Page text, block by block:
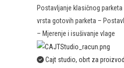
Postavljanje klasičnog
vrsta gotovih parketa –
– Mjerenje i isušivanje vlage
Cajt studio, obrt za